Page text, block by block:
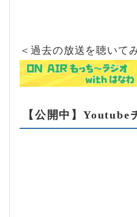
＜過去の放送を聴いて
【公開中】Youtube